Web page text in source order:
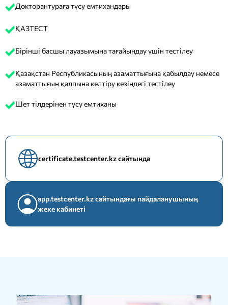
Докторантураға түсу емтихандары
ҚАЗТЕСТ
Бірінші басшы лауазымына тағайындау үшін тестілеу
Қазақстан Республикасының азаматтығына қабылдау немесе
азаматтығын қалпына келтіру кезіндегі тестілеу
Шет тілдерінен түсу емтиханы
certificate.testcenter.kz сайтында
app.testcenter.kz сайтындағы пайдаланушының
жеке кабинеті